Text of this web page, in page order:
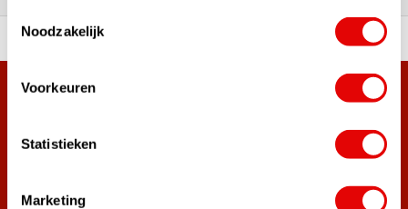
Toestemmingsselectie
Noodzakelijk
Voorkeuren
Statistieken
Marketing
A-merken! Vóór 15:00 besteld,
Meer dan 38.000 klanten hebben zich al
Word ook lid van de nieuwsbrief en mis nooit meer de beste